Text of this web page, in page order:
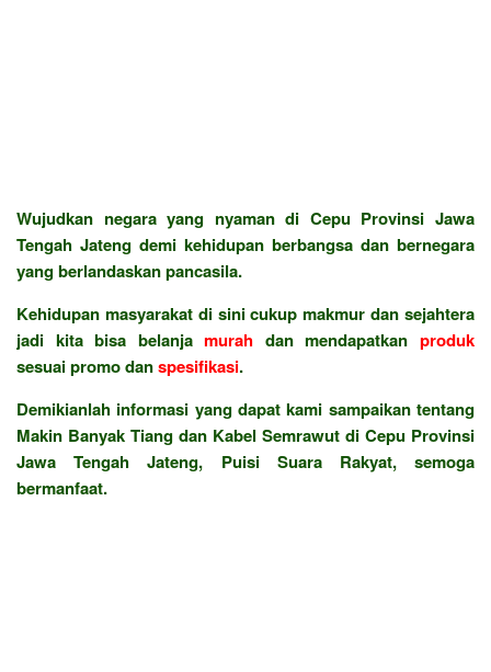
Wujudkan negara yang nyaman di Cepu Provinsi Jawa
Tengah Jateng demi kehidupan berbangsa dan bernegara
yang berlandaskan pancasila.
Kehidupan masyarakat di sini cukup makmur dan sejahtera
jadi kita bisa belanjamurah dan mendapatkanproduk
sesuai promo danspesifikasi.
Demikianlah informasi yang dapat kami sampaikan tentang
Makin Banyak Tiang dan Kabel Semrawut di Cepu Provinsi
Jawa Tengah Jateng, Puisi Suara Rakyat, semoga
bermanfaat.